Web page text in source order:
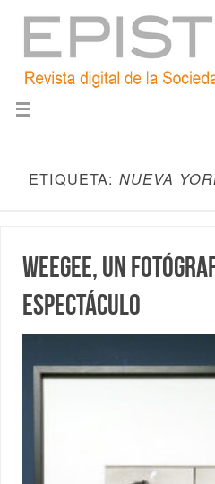
ETIQUETA: NUEVA
Weegee, un
espectáculo